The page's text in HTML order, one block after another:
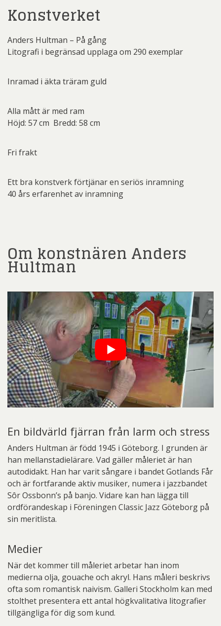
Konstverket
Anders Hultman – På gång
Litografi i begränsad upplaga om 290 exemplar
Inramad i äkta träram guld
Alla mått är med ram
Höjd: 57 cm Bredd: 58 cm
Fri frakt
Ett bra konstverk förtjänar en seriös inramning
40 års erfarenhet av inramning
Om konstnären Anders
Hultman
En bildvärld fjärran från larm och stress
Anders Hultman är född 1945 i Göteborg. I grunden är
han mellanstadielärare. Vad gäller måleriet är han
autodidakt. Han har varit sångare i bandet Gotlands Får
och är fortfarande aktiv musiker, numera i jazzbandet
Sôr Ossbonn’s på banjo. Vidare kan han lägga till
ordförandeskap i Föreningen Classic Jazz Göteborg på
sin meritlista.
Medier
När det kommer till måleriet arbetar han inom
medierna olja, gouache och akryl. Hans måleri beskrivs
ofta som romantisk naivism. Galleri Stockholm kan med
stolthet presentera ett antal högkvalitativa litografier
tillgängliga för dig som kund.